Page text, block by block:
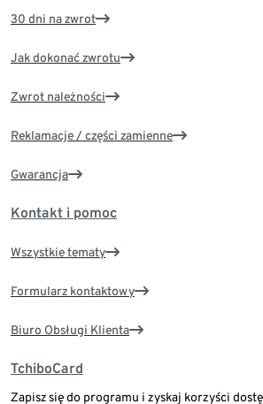
30 dni na zwrot
Jak dokonać zwrotu
Zwrot należności
Reklamacje / części zamienne
Gwarancja
Kontakt i pomoc
Wszystkie tematy
Formularz kontaktowy
Biuro Obsługi Klienta
TchiboCard
Zapisz się do programu i zyskaj korzyści